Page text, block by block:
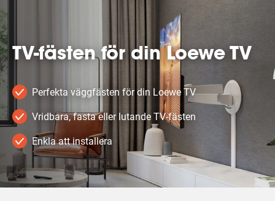
Konsumentprodukter (0): Visa alla
Sidor(0):
TV-fästen för din Loewe TV
Perfekta väggfästen för din Loewe TV
Vridbara, fasta eller lutande TV-fästen
Enkla att installera